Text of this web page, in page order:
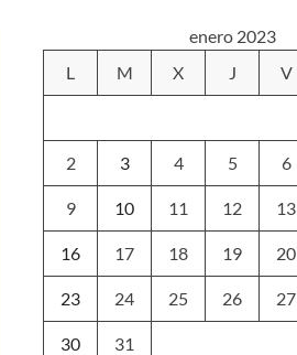
enero 2023
L
M X J V
2 3 4 5 6
9 10 11 12 13
16 17 18 19 20
23 24 25 26 27
30 31